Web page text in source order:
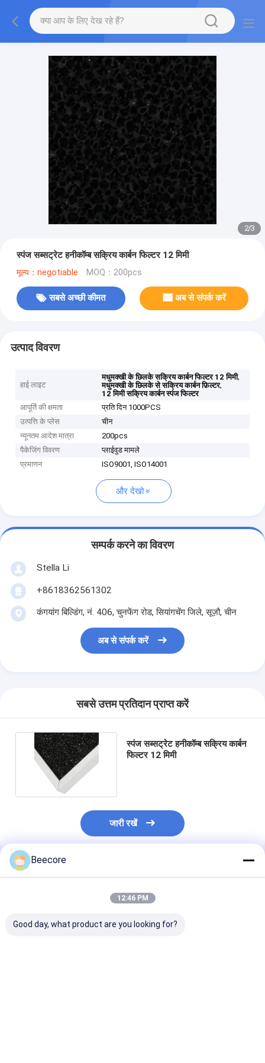
2/3
स्पंज सब्सट्रेट हनीकॉम्ब सक्रिय कार्बन फिल्टर 12 मिमी
मूल्य：negotiable MOQ：200pcs
सबसे अच्छी कीमत अब से संपर्क करें
उत्पाद विवरण
हाई लाइट
मधुमक्खी के छिलके सक्रिय कार्बन फिल्टर 12 मिमी,
मधुमक्खी के छिलके से सक्रिय कार्बन फ़िल्टर,
12 मिमी सक्रिय कार्बन स्पंज फिल्टर
आपूर्ति की क्षमता
प्रति दिन 1000PCS
उत्पत्ति के प्लेस
चीन
न्यूनतम आदेश मात्रा
200pcs
पैकेजिंग विवरण
प्लाईवुड मामले
प्रमाणन
ISO9001, ISO14001
और देखो
सम्पर्क करने का विवरण
Stella Li
+8618362561302
कंगयांग बिल्डिंग, नं. 406, चुनफेंग रोड, सियांगचेंग जिले, सूज़ौ, चीन
अब से संपर्क करें
सबसे उत्तम प्रतिदान प्राप्त करें
स्पंज सब्सट्रेट हनीकॉम्ब सक्रिय कार्बन
फिल्टर 12 मिमी
जारी रखें
अनुशंसित उत्पाद
Beecore
12:46 PM
Good day, what product are you looking for?